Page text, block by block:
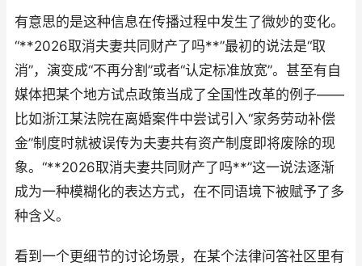
有意思的是这种信息在传播过程中发生了微妙的变化。
“**2026取消夫妻共同财产了吗**”最初的说法是“取
消”，演变成“不再分割”或者“认定标准放宽”。甚至有自
媒体把某个地方试点政策当成了全国性改革的例子——
比如浙江某法院在离婚案件中尝试引入“家务劳动补偿
金”制度时就被误传为夫妻共有资产制度即将废除的现
象。“**2026取消夫妻共同财产了吗**”这一说法逐渐
成为一种模糊化的表达方式，在不同语境下被赋予了多
种含义。
看到一个更细节的讨论场景，在某个法律问答社区里有